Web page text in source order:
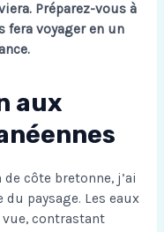
Préparez-vous à
fera voyager en un
aux
côte bretonne, j’ai
paysage. Les eaux
contrastant